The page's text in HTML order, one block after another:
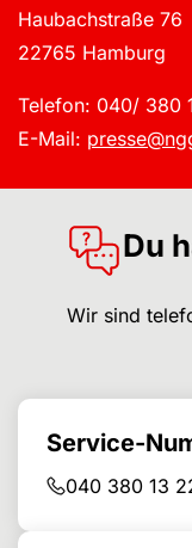
Haubachstraße 76
22765 Hamburg
Telefon: 040/ 380
E-Mail:
Du
Wir sind
Service-
040 380 13